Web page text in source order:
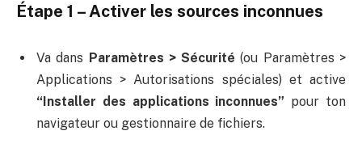
Étape 1 – Activer les sources inconnues
Va dans Paramètres > Sécurité (ou Paramètres >
Applications > Autorisations spéciales) et active
“Installer des applications inconnues” pour ton
navigateur ou gestionnaire de fichiers.